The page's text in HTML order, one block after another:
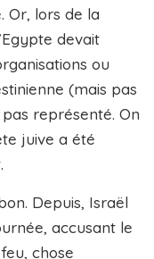
Or, lors de la
devait
ou
(mais pas
représenté. On
juive a été
Depuis, Israël
accusant le
chose